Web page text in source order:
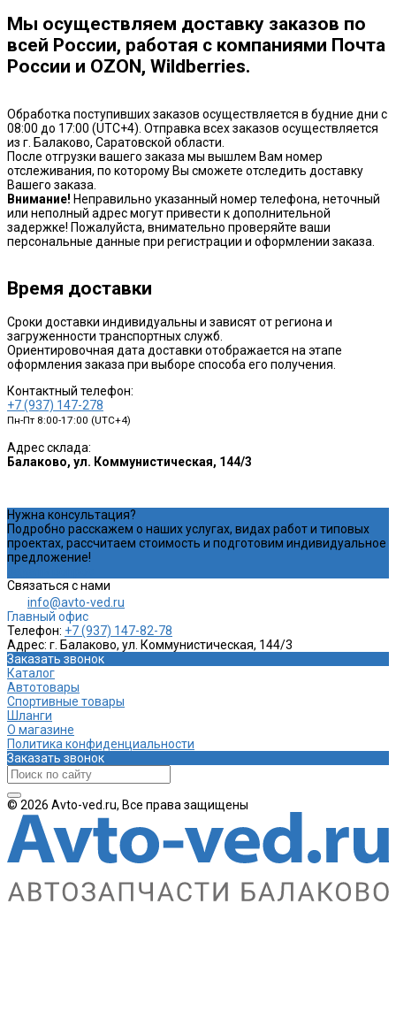
Мы осуществляем доставку заказов по
всей России, работая с компаниями Почта
России и OZON, Wildberries.
Обработка поступивших заказов осуществляется в будние дни с
08:00 до 17:00 (UTC+4). Отправка всех заказов осуществляется
из г. Балаково, Саратовской области.
После отгрузки вашего заказа мы вышлем Вам номер
отслеживания, по которому Вы сможете отследить доставку
Вашего заказа.
Внимание! Неправильно указанный номер телефона, неточный
или неполный адрес могут привести к дополнительной
задержке! Пожалуйста, внимательно проверяйте ваши
персональные данные при регистрации и оформлении заказа.
Время доставки
Сроки доставки индивидуальны и зависят от региона и
загруженности транспортных служб.
Ориентировочная дата доставки отображается на этапе
оформления заказа при выборе способа его получения.
Контактный телефон:
+7 (937) 147-278
Пн-Пт 8:00-17:00 (UTC+4)
Адрес склада:
Балаково, ул. Коммунистическая, 144/3
Нужна консультация?
Подробно расскажем о наших услугах, видах работ и типовых
проектах, рассчитаем стоимость и подготовим индивидуальное
предложение!
Связаться с нами
info@avto-ved.ru
Главный офис
Телефон: +7 (937) 147-82-78
Адрес: г. Балаково, ул. Коммунистическая, 144/3
Заказать звонок
Каталог
Автотовары
Спортивные товары
Шланги
О магазине
Политика конфиденциальности
Заказать звонок
© 2026 Avto-ved.ru, Все права защищены